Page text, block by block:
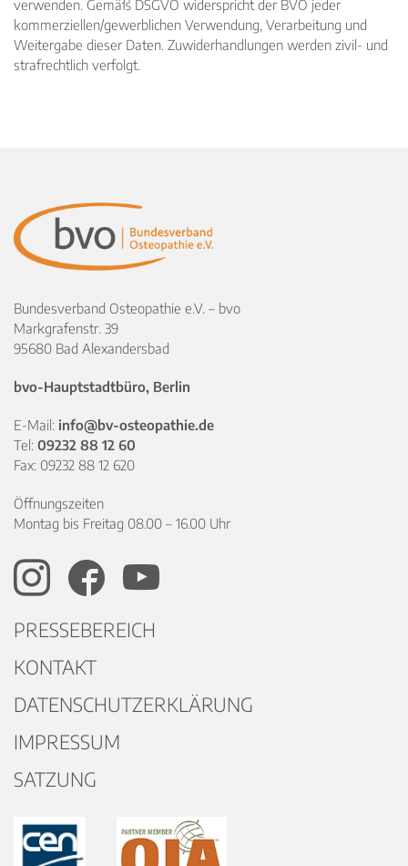
verwenden. Gemäß DSGVO widerspricht der BVO jeder
kommerziellen/gewerblichen Verwendung, Verarbeitung und
Weitergabe dieser Daten. Zuwiderhandlungen werden zivil- und
strafrechtlich verfolgt.
Bundesverband Osteopathie e.V. – bvo
Markgrafenstr. 39
95680 Bad Alexandersbad
bvo-Hauptstadtbüro, Berlin
E-Mail: info@bv-osteopathie.de
Tel: 09232 88 12 60
Fax: 09232 88 12 620
Öffnungszeiten
Montag bis Freitag 08.00 – 16.00 Uhr
PRESSEBEREICH
KONTAKT
DATENSCHUTZERKLÄRUNG
IMPRESSUM
SATZUNG